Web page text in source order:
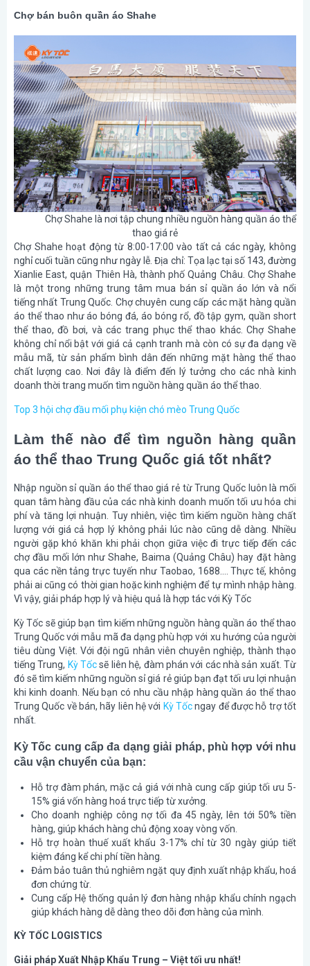
Chợ bán buôn quần áo Shahe
Chợ Shahe là nơi tập chung nhiều nguồn hàng quần áo thể
thao giá rẻ
Chợ Shahe hoạt động từ 8:00-17:00 vào tất cả các ngày, không
nghỉ cuối tuần cũng như ngày lễ. Địa chỉ: Tọa lạc tại số 143, đường
Xianlie East, quận Thiên Hà, thành phố Quảng Châu. Chợ Shahe
là một trong những trung tâm mua bán sỉ quần áo lớn và nổi
tiếng nhất Trung Quốc. Chợ chuyên cung cấp các mặt hàng quần
áo thể thao như áo bóng đá, áo bóng rổ, đồ tập gym, quần short
thể thao, đồ bơi, và các trang phục thể thao khác. Chợ Shahe
không chỉ nổi bật với giá cả cạnh tranh mà còn có sự đa dạng về
mẫu mã, từ sản phẩm bình dân đến những mặt hàng thể thao
chất lượng cao. Nơi đây là điểm đến lý tưởng cho các nhà kinh
doanh thời trang muốn tìm nguồn hàng quần áo thể thao.
Top 3 hội chợ đầu mối phụ kiện chó mèo Trung Quốc
Làm thế nào để tìm nguồn hàng quần
áo thể thao Trung Quốc giá tốt nhất?
Nhập nguồn sỉ quần áo thể thao giá rẻ từ Trung Quốc luôn là mối
quan tâm hàng đầu của các nhà kinh doanh muốn tối ưu hóa chi
phí và tăng lợi nhuận. Tuy nhiên, việc tìm kiếm nguồn hàng chất
lượng với giá cả hợp lý không phải lúc nào cũng dễ dàng. Nhiều
người gặp khó khăn khi phải chọn giữa việc đi trực tiếp đến các
chợ đầu mối lớn như Shahe, Baima (Quảng Châu) hay đặt hàng
qua các nền tảng trực tuyến như Taobao, 1688…. Thực tế, không
phải ai cũng có thời gian hoặc kinh nghiệm để tự mình nhập hàng.
Vì vậy, giải pháp hợp lý và hiệu quả là hợp tác với Kỳ Tốc
Kỳ Tốc sẽ giúp bạn tìm kiếm những nguồn hàng quần áo thể thao
Trung Quốc với mẫu mã đa dạng phù hợp với xu hướng của người
tiêu dùng Việt. Với đội ngũ nhân viên chuyên nghiệp, thành thạo
tiếng Trung, Kỳ Tốcsẽ liên hệ, đàm phán với các nhà sản xuất. Từ
đó sẽ tìm kiếm những nguồn sỉ giá rẻ giúp bạn đạt tối ưu lợi nhuận
khi kinh doanh. Nếu bạn có nhu cầu nhập hàng quần áo thể thao
Trung Quốc về bán, hãy liên hệ với Kỳ Tốcngay để được hỗ trợ tốt
nhất.
Kỳ Tốc cung cấp đa dạng giải pháp, phù hợp với nhu
cầu vận chuyển của bạn:
Hỗ trợ đàm phán, mặc cả giá với nhà cung cấp giúp tối ưu 5-
15% giá vốn hàng hoá trực tiếp từ xưởng.
Cho doanh nghiệp công nợ tối đa 45 ngày, lên tới 50% tiền
hàng, giúp khách hàng chủ động xoay vòng vốn.
Hỗ trợ hoàn thuế xuất khẩu 3-17% chỉ từ 30 ngày giúp tiết
kiệm đáng kể chi phí tiền hàng.
Đảm bảo tuân thủ nghiêm ngặt quy định xuất nhập khẩu, hoá
đơn chứng từ.
Cung cấp Hệ thống quản lý đơn hàng nhập khẩu chính ngạch
giúp khách hàng dễ dàng theo dõi đơn hàng của mình.
KỲ TỐC LOGISTICS
Giải pháp Xuất Nhập Khẩu Trung – Việt tối ưu nhất!